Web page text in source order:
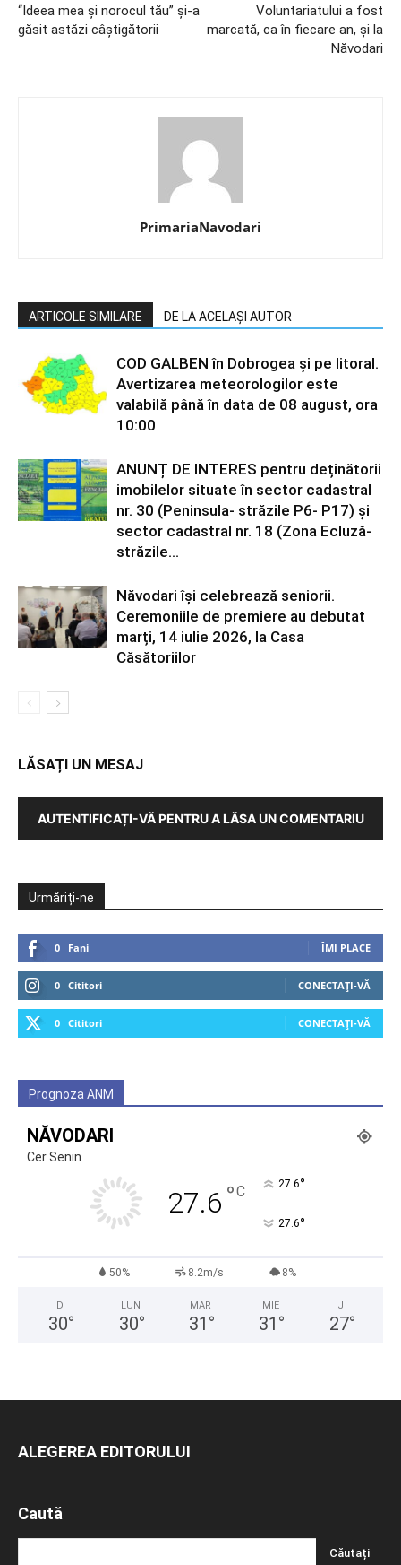
“Ideea mea şi norocul tău” și-a
găsit astăzi câștigătorii
Voluntariatului a fost
marcată, ca în fiecare an, și la
Năvodari
PrimariaNavodari
ARTICOLE SIMILARE DE LA ACELAȘI AUTOR
COD GALBEN în Dobrogea și pe litoral.
Avertizarea meteorologilor este
valabilă până în data de 08 august, ora
10:00
ANUNȚ DE INTERES pentru deținătorii
imobilelor situate în sector cadastral
nr. 30 (Peninsula- străzile P6- P17) și
sector cadastral nr. 18 (Zona Ecluză-
străzile...
Năvodari își celebrează seniorii.
Ceremoniile de premiere au debutat
marți, 14 iulie 2026, la Casa
Căsătoriilor
LĂSAȚI UN MESAJ
AUTENTIFICAȚI-VĂ PENTRU A LĂSA UN COMENTARIU
Urmăriți-ne
0 Fani ÎMI PLACE
0 Cititori CONECTAȚI-VĂ
0 Cititori CONECTAȚI-VĂ
Prognoza ANM
NĂVODARI
Cer Senin
27.6 °C 27.6°
27.6°
50% 8.2m/s 8%
D
30°
LUN
30°
MAR
31 °
MIE
31 °
J
27°
ALEGEREA EDITORULUI
Caută